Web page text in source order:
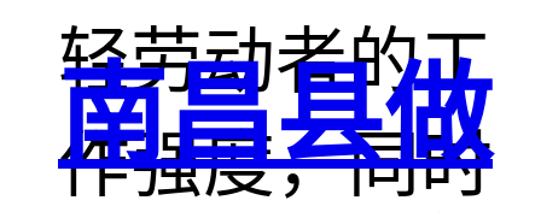
轻劳动者的工
作强度，同时
南昌县做